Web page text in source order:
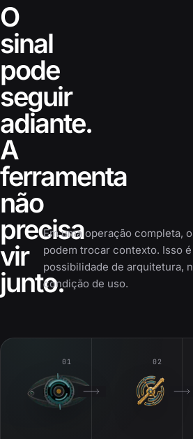
O
sinal
pode
seguir
adiante.
A
ferramenta
não
precisa
vir
junto.
Em uma operação completa,
podem trocar contexto. Isso
possibilidade de arquitetura,
condição de uso.
01 02